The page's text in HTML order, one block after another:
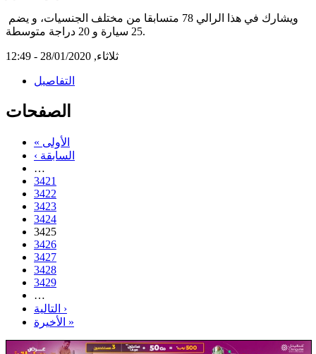
25 سيارة و 20 دراجة متوسطة.
ثلاثاء, 28/01/2020 - 12:49
التفاصيل
الصفحات
« الأولى
‹ السابقة
…
3421
3422
3423
3424
3425
3426
3427
3428
3429
…
التالية ›
الأخيرة »